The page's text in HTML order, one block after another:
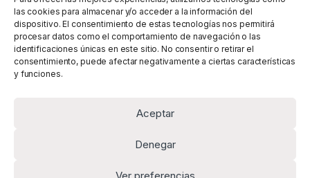
las cookies para almacenar y/o acceder a la información del
dispositivo. El consentimiento de estas tecnologías nos permitirá
procesar datos como el comportamiento de navegación o las
identificaciones únicas en este sitio. No consentir o retirar el
consentimiento, puede afectar negativamente a ciertas características
y funciones.
Aceptar
Denegar
Ver preferencias